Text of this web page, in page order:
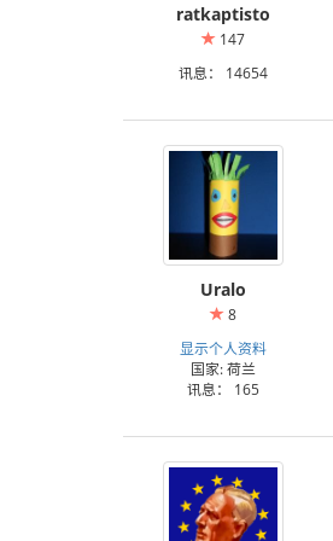
ratkaptisto
147
讯息： 14654
Uralo
8
显示个人资料
国家: 荷兰
讯息： 165